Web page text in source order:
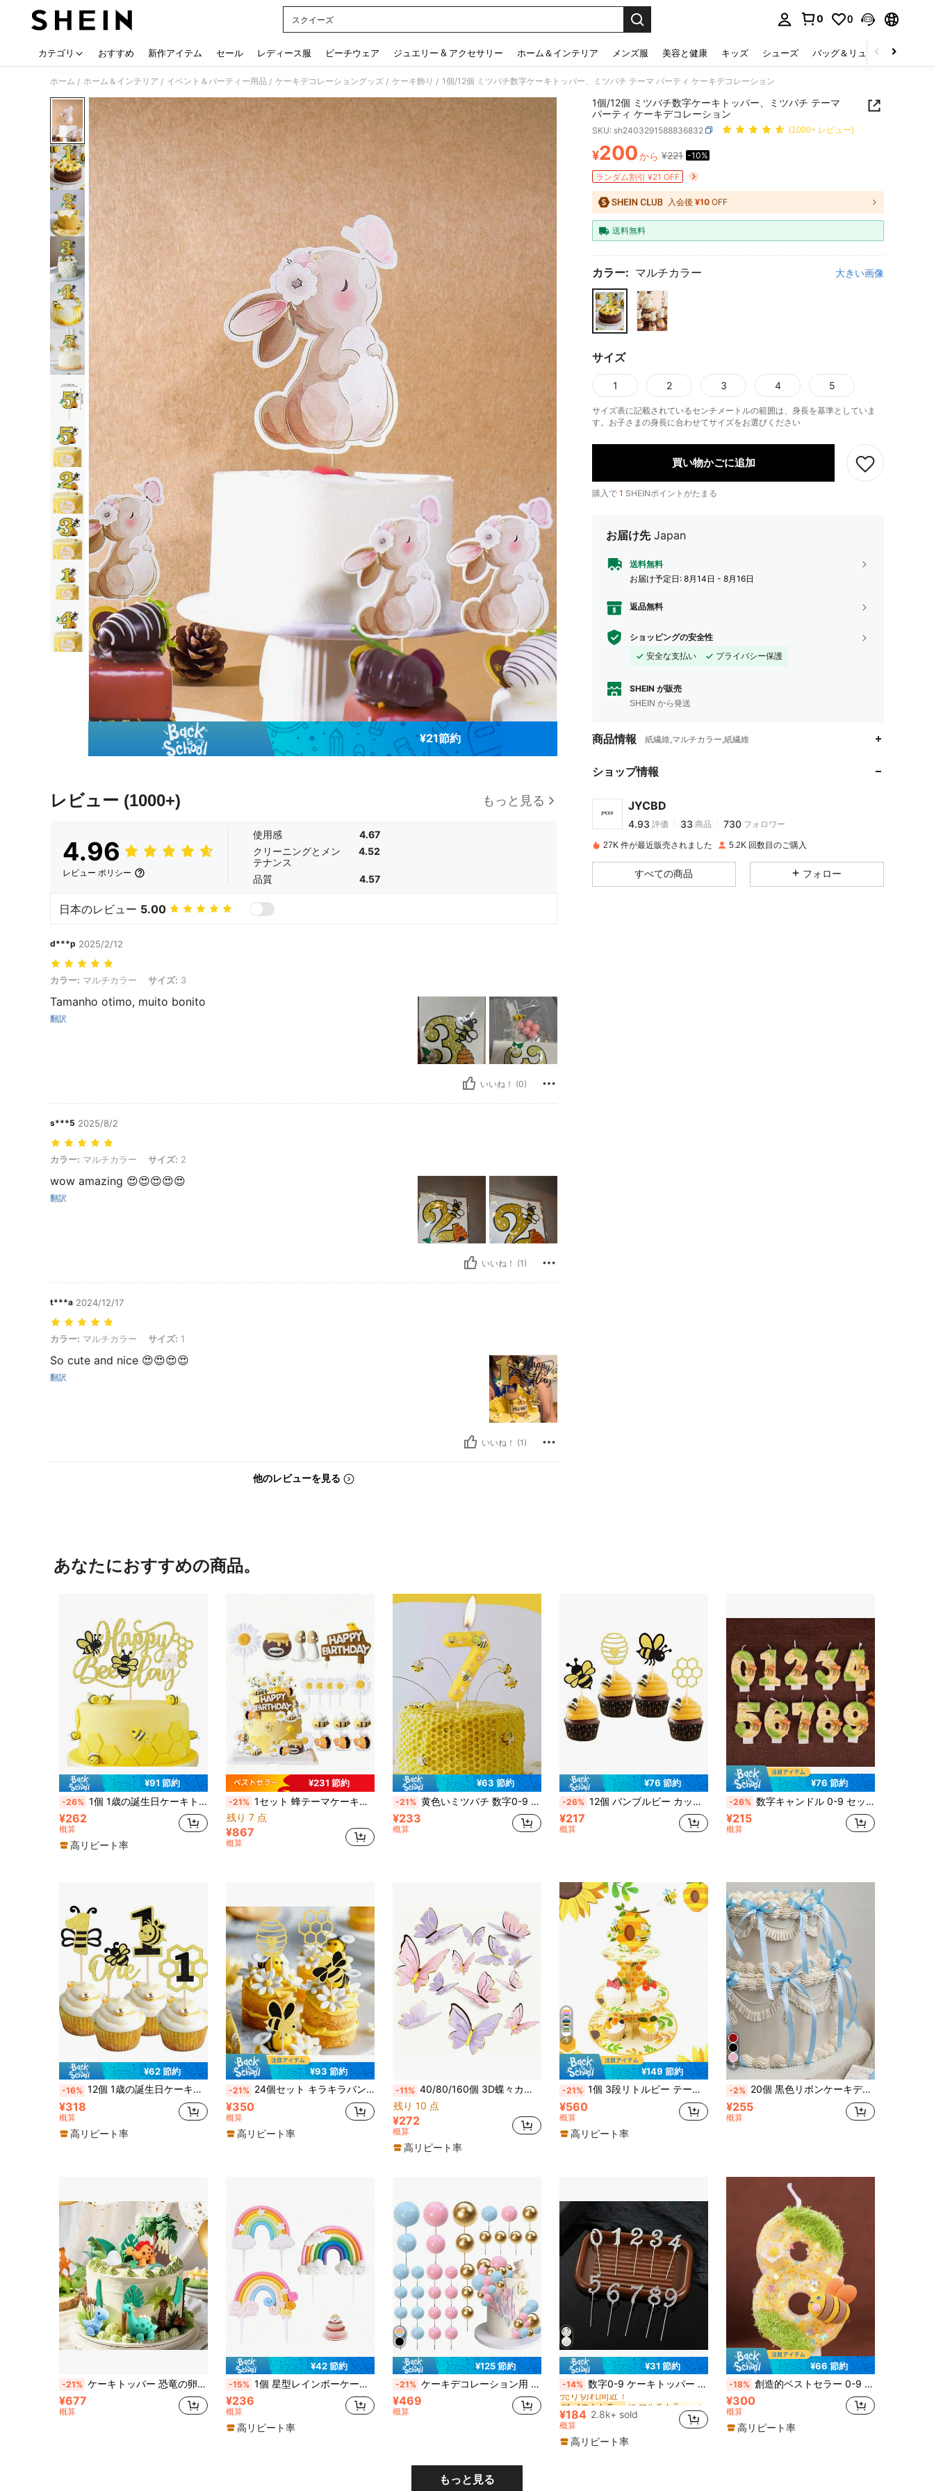
スクイーズ
0 0
カテゴリ おすすめ 新作アイテム セール レディース服 ビーチウェア ジュエリー & アクセサリー ホーム＆インテリア メンズ服 美容と健康 キッズ シューズ バッグ＆リュック
ホーム / ホーム＆インテリア / イベント＆パーティー用品 / ケーキデコレーショングッズ / ケーキ飾り / 1個/12個 ミツバチ数字ケーキトッパー、ミツバチ テーマ パーティ ケーキデコレーション
¥21節約
レビュー (1000+) もっと見る
4.96
レビュー ポリシー
使用感
4.67
クリーニングとメン
テナンス
4.52
品質 4.57
日本のレビュー 5.00
d***p 2025/2/12
カラー: マルチカラー, サイズ: 3
カラー: マルチカラー サイズ: 3
Tamanho otimo, muito bonito
翻訳
いいね！ (0)
s***5 2025/8/2
カラー: マルチカラー, サイズ: 2
カラー: マルチカラー サイズ: 2
wow amazing 😍😍😍😍😍
翻訳
いいね！ (1)
t***a 2024/12/17
カラー: マルチカラー, サイズ: 1
カラー: マルチカラー サイズ: 1
So cute and nice 😍😍😍😍
翻訳
いいね！ (1)
他のレビューを見る
1個/12個 ミツバチ数字ケーキトッパー、ミツバチ テーマ
パーティ ケーキデコレーション
SKU: sh2403291588836832 (1000+ レビュー)
PRICE AND AVAILABILITY
¥200から ¥221 -10%
ランダム割引 ¥21 OFF
入会後 ¥10 OFF
送料無料
カラー: マルチカラー 大きい画像
サイズ
1 2 3 4 5
サイズ表に記載されているセンチメートルの範囲は、身長を基準としていま
す。お子さまの身長に合わせてサイズをお選びください
買い物かごに追加
購入で 1 SHEINポイントがたまる
お届け先 Japan
送料無料
お届け予定日: 8月14日 - 8月16日
返品無料
ショッピングの安全性
安全な支払い
プライバシー保護
SHEIN が販売
SHEIN から発送
商品情報 紙繊維,マルチカラー,紙繊維
ショップ情報
JYCBD
4.93
4.93
m***e は1日前 に購入しました
27K 件が最近販売されました 5.2K 回数目のご購入
すべての商品 フォロー
あなたにおすすめの商品。
¥91 節約
-26% 1個 1歳の誕生日ケーキトッパー グリッター ハニカム フラワー バンブルビー テーマ ケーキピック ベビーシャワー ビー ケーキデコレーション ジェンダーリベール ベビーシャワー 誕生日パーティー用品 ゴールド
¥262
概算
高リピート率
¥231 節約
-21% 1セット 蜂テーマケーキデコレーション、ハチミツ瓶 デイジー 蜂 キノコ ケーキトッパー、ベビーシャワー、ジェンダーリビールパーティー、蜂テーマ誕生日パーティーケーキデコレーションに適しています
残り 7 点
¥867
概算
¥63 節約
-21% 黄色いミツバチ 数字0-9 誕生日 記念日 結婚式 単独パーティー クリスマス 動物テーマ ケーキ装飾用キャンドル
¥233
概算
¥76 節約
-26% 12個 バンブルビー カップケーキトッパー グリッター ビー ジェンダーリベール ハニカム カップケーキピック バースデーパーティー ケーキデコレーション 用品 バレンタインデー
¥217
概算
¥76 節約
-26% 数字キャンドル 0-9 セット 1組、ハチミツ香りキャンドル、誕生日パーティー、記念日、結婚式、ケーキデコレーション用に適しています
¥215
概算
¥62 節約
-16% 12個 1歳の誕生日ケーキ飾り ハチ 1 キャップケーキトッパー ブラックゴールドグリッター ハニカム ベビーシャワー パーティー用品 バンブルビーテーマ
¥318
概算
高リピート率
¥93 節約
-21% 24個セット キラキラバンブルビー カップケーキトッパー - グリッター ジェンダーリベール ハニカム デザイン - お祝いバースデーパーティーケーキデコレーション&高品質用品、バレンタインデー、新学期
¥350
概算
高リピート率
-11% 40/80/160個 3D蝶々カップケーキトッパー、誕生日記念日女性パーティー装飾、蝶々ウォールデカール背景壁装飾、結婚式、パーティー、テーマパーティー、ホーム、ケーキ装飾用
残り 10 点
¥272
概算
高リピート率
5
¥149 節約
-21% 1個 3段リトルビー テーマのカップケーキスタンド、リトルビーパターン ペーパーカップケーキホルダー カップケーキタワー パーティー用品、誕生日パーティー用品、ビーパーティーの装飾、誕生日パーティーの飾り付け、創造的なDIYケーキの装飾、誕生日パーティーのセンターピース、カップケーキデザートディスプレイ、ベビーシャワー
¥560
概算
高リピート率
4
-2% 20個 黒色リボンケーキデコレーション、DIYリボンケーキデコレーション、誕生日パーティー装飾、記念日誕生日結婚式ケーキデコレーション、ホリデーギフト装飾、ベーキングケーキ&デザートリボンデコレーション、パーティーファボー、誕生日パーティーテーブル装飾
¥255
概算
-21% ケーキトッパー 恐竜の卵 15個入り、恐竜の卵 草 火山ケーキデコレーション、DIY恐竜テーマケーキ、誕生日パーティー用品に最適。友人に忘れられないパーティーを演出し、恐竜ファンの友人への小さな贈り物にもなります。
¥677
概算
¥42 節約
-15% 1個 星型レインボーケーキトッパー、誕生日パーティーケーキの装飾、新学期シーズン、バレンタインデーに適しています
¥236
概算
高リピート率
¥125 節約
-21% ケーキデコレーション用 金色発泡ボール 50個入り、バレンタインデー、学校の始まりに
¥469
概算
¥31 節約
-14% 数字0-9 ケーキトッパー ラインストーン ゴールド 1個/10個入り 誕生日 ウェディング ケーキデコレーション
#1 ベストセラー に マルチカラー ケーキトッパー
売り切れ間近！
#1 ベストセラー
売り切れ間近！
#1 ベストセラー
売り切れ間近！
#1 ベストセラー に マルチカラー ケーキトッパー
売り切れ間近！
¥184 2.8k+ sold
概算
高リピート率
¥66 節約
-18% 創造的ベストセラー 0-9 数字&文字 バースデーキャンドル、DIYケーキデコレーション パーティー用品、グリーンの草、黄色の蜂&花、グリッター蝶、エレガントな屋外シリーズ、数字キャンドル バースデー祝賀用
¥300
概算
高リピート率
もっと見る